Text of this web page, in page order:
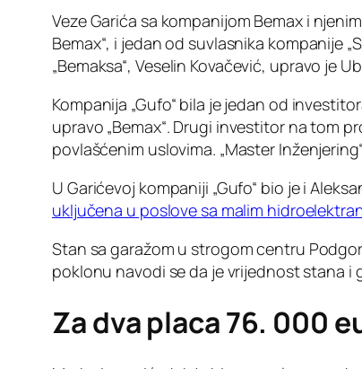
Veze Garića sa kompanijom Bemax i
Bemax“, i jedan od suvlasnika kompanije
„Bemaksa“, Veselin Kovačević, upravo je
Kompanija „Gufo“ bila je jedan od
upravo „Bemax“. Drugi investitor na tom
povlašćenim uslovima. „Master
U Garićevoj kompaniji „Gufo“ bio je i
uključena u poslove sa malim
Stan sa garažom u strogom centru
poklonu navodi se da je vrijednost stana i
Za dva placa 76. 000